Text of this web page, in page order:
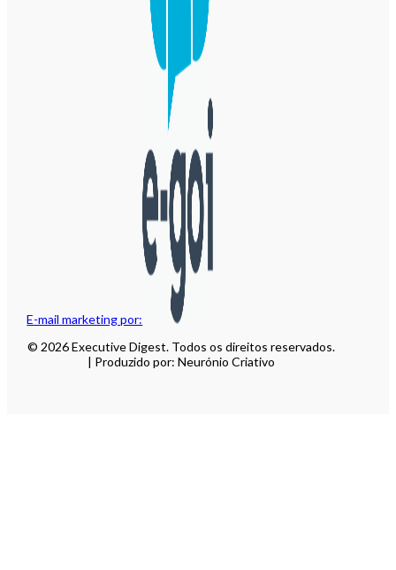
E-mail marketing por:
© 2026 Executive Digest. Todos os direitos reservados.
| Produzido por: Neurónio Criativo